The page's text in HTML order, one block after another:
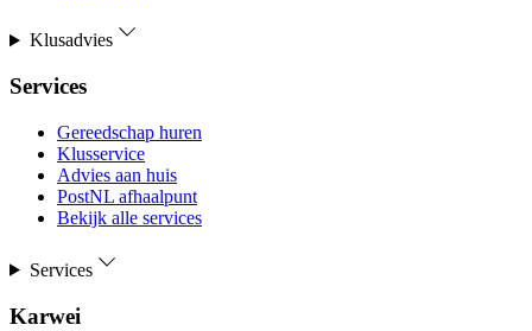
Klusadvies
Services
Gereedschap huren
Klusservice
Advies aan huis
PostNL afhaalpunt
Bekijk alle services
Services
Karwei